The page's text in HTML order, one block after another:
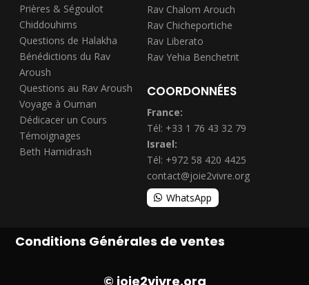
Prières & Ségoulot
Chiddouhims
Questions de Halakha
Bénédictions du Rav
Aroush
Questions au Rav Aroush
Voyage à Ouman
Dédicacer un Cours
Témoignages
Beth Hamidrash
Rav Chalom Arouch
Rav Chicheportiche
Rav Liberato
Rav Yehia Benchetrit
COORDONNÉES
France:
Tél: +33 1 76 43 32 79
Israel:
Tél: +972 58 420 4425
contact@joie2vivre.org
WhatsApp
Conditions Générales de ventes
© joie2vivre.org